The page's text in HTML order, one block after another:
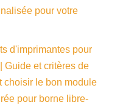
pour votre
d'imprimantes pour
Guide et critères de
choisir le bon module
pour borne libre-